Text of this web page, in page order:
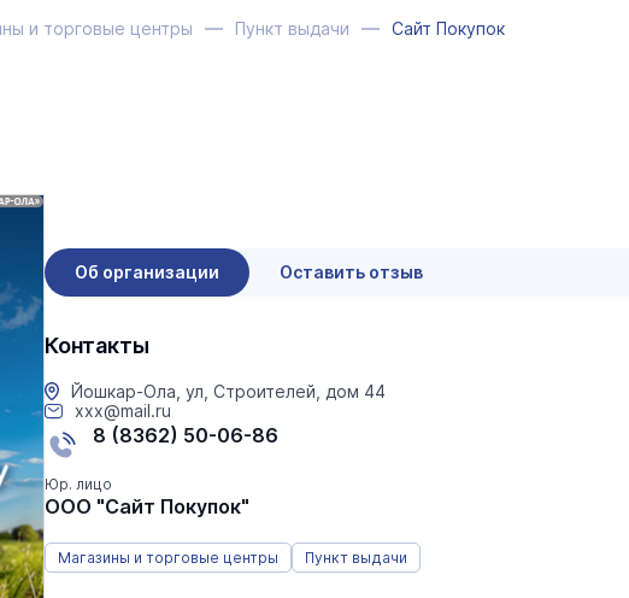
и торговые центры Пункт выдачи Сайт Покупок
Об организации Оставить отзыв
Контакты
Йошкар-Ола, ул, Строителей, дом 44
xxx@mail.ru
8 (8362) 50-06-86
Юр. лицо
ООО "Сайт Покупок"
Магазины и торговые центры Пункт выдачи